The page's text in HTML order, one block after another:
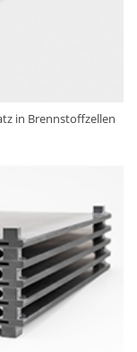
in Brennstoffzellen